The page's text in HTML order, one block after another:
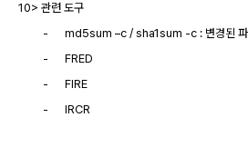
10> 관련 도구
-
md5sum –c / sha1sum -c : 변경된 파
-
FRED
-
FIRE
-
IRCR